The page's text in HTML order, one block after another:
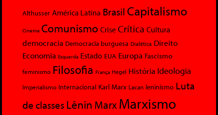
Althusser América Latina Brasil Capitalismo
Cinema Comunismo Crise Crítica Cultura
democracia Democracia burguesa Dialética Direito
Economia Esquerda Estado EUA Europa Fascismo
feminismo Filosofia França Hegel História Ideologia
Imperialismo Internacional Karl Marx Lacan leninismo Luta
de classesLênin MarxMarxismo